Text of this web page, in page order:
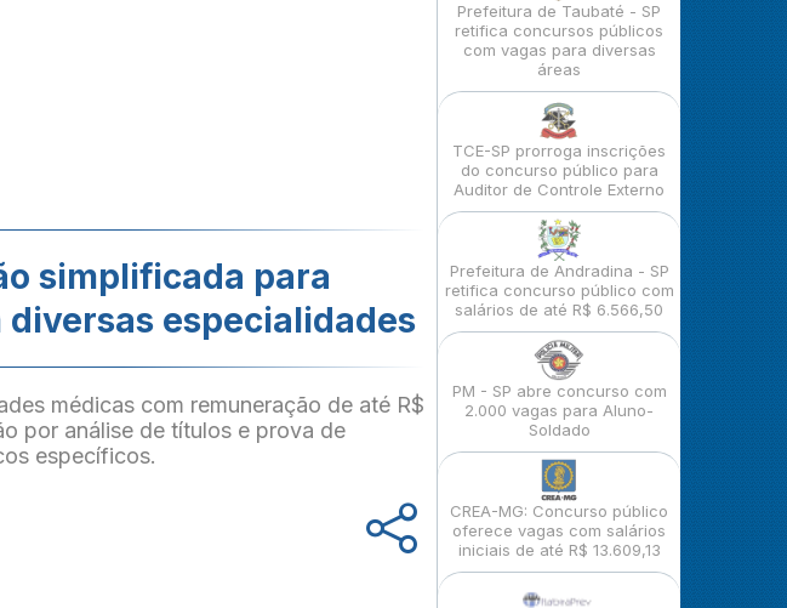
simplificada para
diversas especialidades
médicas com remuneração de até R$
por análise de títulos e prova de
específicos.
Prefeitura de Taubaté - SP
retifica concursos públicos
com vagas para diversas
áreas
TCE-SP prorroga inscrições
do concurso público para
Auditor de Controle Externo
Prefeitura de Andradina - SP
retifica concurso público com
salários de até R$ 6.566,50
PM - SP abre concurso com
2.000 vagas para Aluno-
Soldado
CREA-MG: Concurso público
oferece vagas com salários
iniciais de até R$ 13.609,13